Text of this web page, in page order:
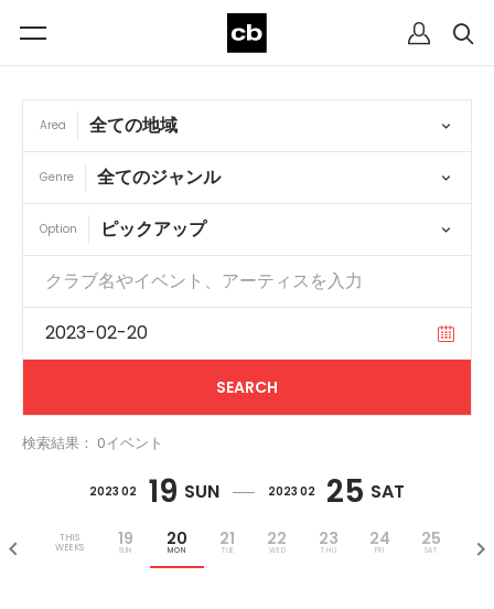
Area
Genre
Option
検索結果： 0イベント
2023 02 19 SUN 2023 02 25 SAT
THIS
WEEKS
19
SUN
20
MON
21
TUE
22
WED
23
THU
24
FRI
25
SAT